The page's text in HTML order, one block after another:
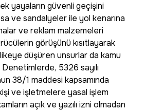
yayaların güvenli geçişini
ve sandalyeler ile yol kenarına
ve reklam malzemeleri
görüşünü kısıtlayarak
düşüren unsurlar da kamu
Denetimlerde, 5326 sayılı
38/1 maddesi kapsamında
ve işletmelere yasal işlem
açık ve yazılı izni olmadan